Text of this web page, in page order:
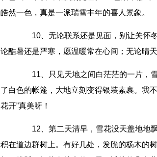
皓然一色，真是一派瑞雪丰年的喜人景象。
10、无论联系还是见面，别让关怀冬
论酷暑还是严寒，愿温暖常在心间；无论晴
11、只见天地之间白茫茫的一片，雪
了白色的帐篷，大地立刻变得银装素裹。我
花开”真美呀！
12、第二天清早，雪花没天盖地地飘
积在道边群树上。有好几处，发脆的杨木的